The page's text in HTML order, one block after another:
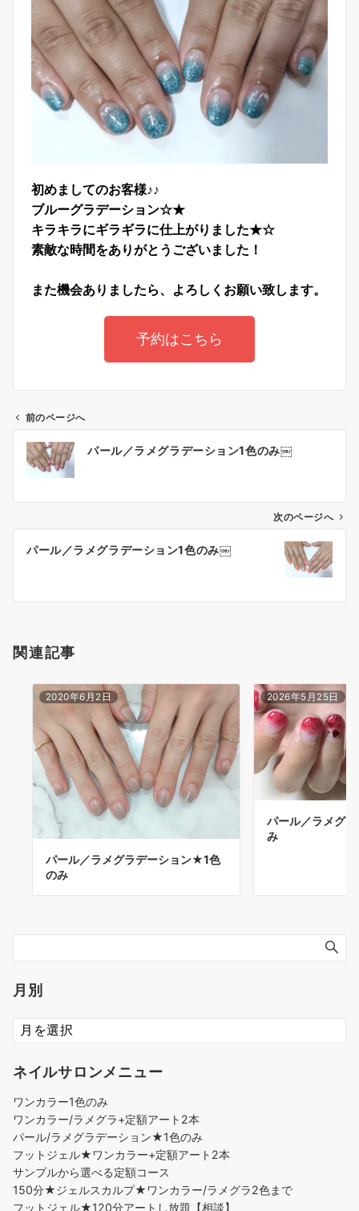
初めましてのお客様♪♪
ブルーグラデーション☆★
キラキラにギラギラに仕上がりました★☆
素敵な時間をありがとうございました！
また機会ありましたら、よろしくお願い致します。
予約はこちら
前のページへ
パール／ラメグラデーション1色のみ￼
次のページへ
パール／ラメグラデーション1色のみ￼
関連記事
2020年6月2日
パール／ラメグラデーション★1色
のみ
2026年5月25日
パール／ラメグ
み
月別
ネイルサロンメニュー
ワンカラー1色のみ
ワンカラー/ラメグラ+定額アート2本
パール/ラメグラデーション★1色のみ
フットジェル★ワンカラー+定額アート2本
サンプルから選べる定額コース
150分★ジェルスカルプ★ワンカラー/ラメグラ2色まで
フットジェル★120分アートし放題【相談】